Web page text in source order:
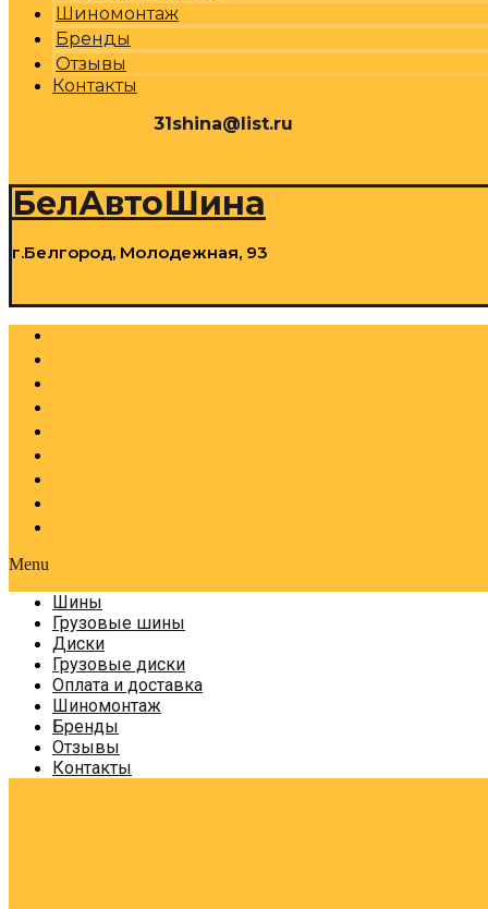
Шиномонтаж
Бренды
Отзывы
Контакты
31shina@list.ru
БелАвтоШина
г.Белгород, Молодежная, 93
Menu
Шины
Грузовые шины
Диски
Грузовые диски
Оплата и доставка
Шиномонтаж
Бренды
Отзывы
Контакты